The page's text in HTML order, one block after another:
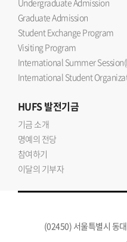
Undergraduate Admission
Graduate Admission
Student Exchange Program
Visiting Program
International Summer
International Student
HUFS발전기금
기금 소개
명예의 전당
참여하기
이달의 기부자
(02450) 서울특별시 동